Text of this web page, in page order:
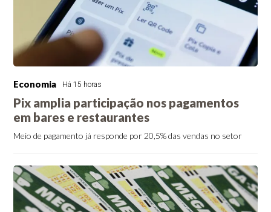
Economia Há 15 horas
Pix amplia participação nos pagamentos
em bares e restaurantes
Meio de pagamento já responde por 20,5% das vendas no setor